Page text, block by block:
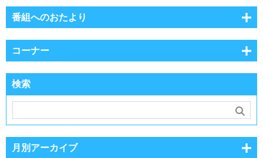
番組へのおたより
コーナー
検索
月別アーカイブ